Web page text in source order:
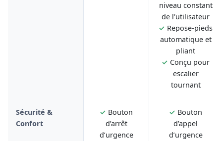
niveau constant
de l'utilisateur
✓ Repose-pieds
automatique et
pliant
✓ Conçu pour
escalier
tournant
Sécurité &
Confort
✓ Bouton
d’arrêt
d’urgence
✓ Bouton
d’appel
d’urgence